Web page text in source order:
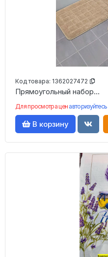
Код товара: 1362027472
Прямоугольный набор...
Для просмотра цен авторизуйтесь
В корзину